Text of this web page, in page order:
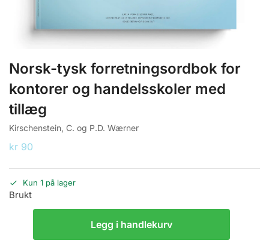
Norsk-tysk forretningsordbok for
kontorer og handelsskoler med
tillæg
Kirschenstein, C. og P.D. Wærner
kr 90
Kun 1 på lager
Brukt
Legg i handlekurv